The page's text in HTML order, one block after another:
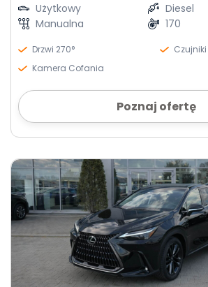
Użytkowy
Diesel
Manualna
170
Drzwi 270°
Kamera Cofania
Poznaj ofertę